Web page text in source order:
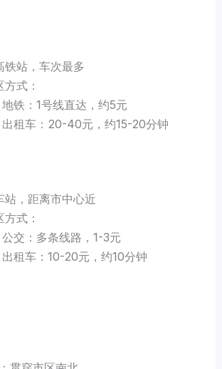
铁站，车次最多
式：
地铁：1号线直达，约5元
出租车：20-40元，约15-20分钟
站，距离市中心近
式：
公交：多条线路，1-3元
出租车：10-20元，约10分钟